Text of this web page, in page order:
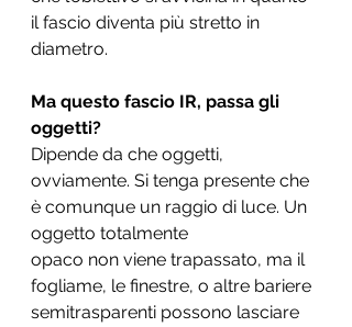
il fascio diventa più stretto in
diametro.
Ma questo fascio IR, passa gli
oggetti?
Dipende da che oggetti,
ovviamente. Si tenga presente che
è comunque un raggio di luce. Un
oggetto totalmente
opaco non viene trapassato, ma il
fogliame, le finestre, o altre bariere
semitrasparenti possono lasciare